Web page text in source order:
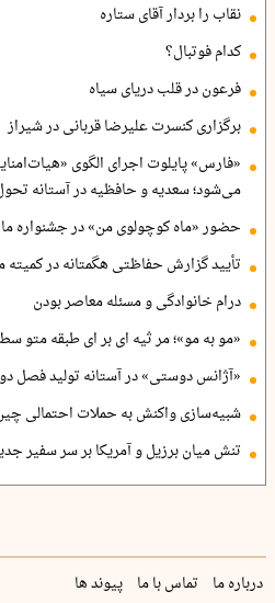
نقاب را بردار آقای ستاره
کدام فوتبال؟
فرعون در قلب دریای سیاه
برگزاری کنسرت علیرضا قربانی در شیراز
«فارس» پایلوت اجرای الگوی
می‌شود؛ سعدیه و حافظیه در آستانه
حضور «ماه کوچولوی من» در جشنواره
تأیید گزارش حفاظتی هگمتانه در
درام خانوادگی و مسئله معاصر بودن
«مو به مو»؛ مر ثیه ای بر ای طبقه متو
«آژانس دوستی» در آستانه تولید فصل
شبیه‌سازی واکنش به حملات احتمالی
تنش میان برزیل و آمریکا بر سر سفیر
درباره ما تماس با ما پیوند ها